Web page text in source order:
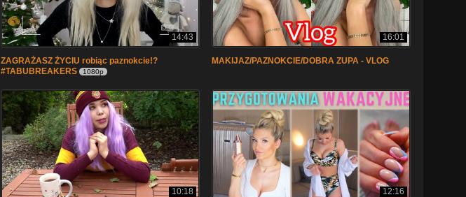
14:43
ZAGRAŻASZ ŻYCIU robiąc paznokcie!?
#TABUBREAKERS
1080p
16:01
MAKIJAZ/PAZNOKCIE/DOBRA ZUPA - VLOG
10:18 12:16